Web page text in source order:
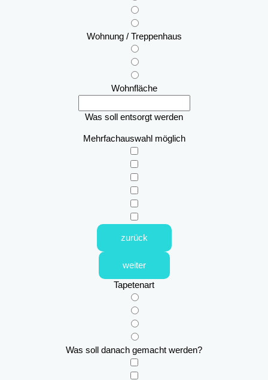
Wohnung / Treppenhaus
Wohnfläche
Was soll entsorgt werden
Mehrfachauswahl möglich
zurück
weiter
Tapetenart
Was soll danach gemacht werden?